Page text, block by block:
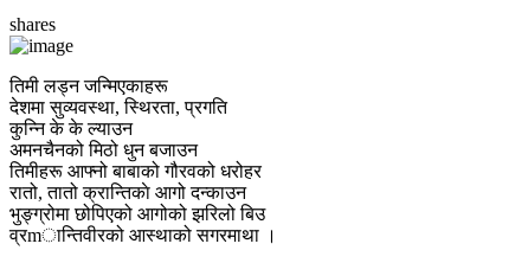
shares
तिमी लड्न जन्मिएकाहरू
देशमा सुव्यवस्था, स्थिरता, प्रगति
कुन्नि के के ल्याउन
अमनचैनको मिठो धुन बजाउन
तिमीहरू आफ्नो बाबाको गौरवको धरोहर
रातो, तातो क्रान्तिकाे आगो दन्काउन
भुङ्ग्रोमा छोपिएको आगोको झरिलो बिउ
व्रmान्तिवीरको आस्थाको सगरमाथा ।